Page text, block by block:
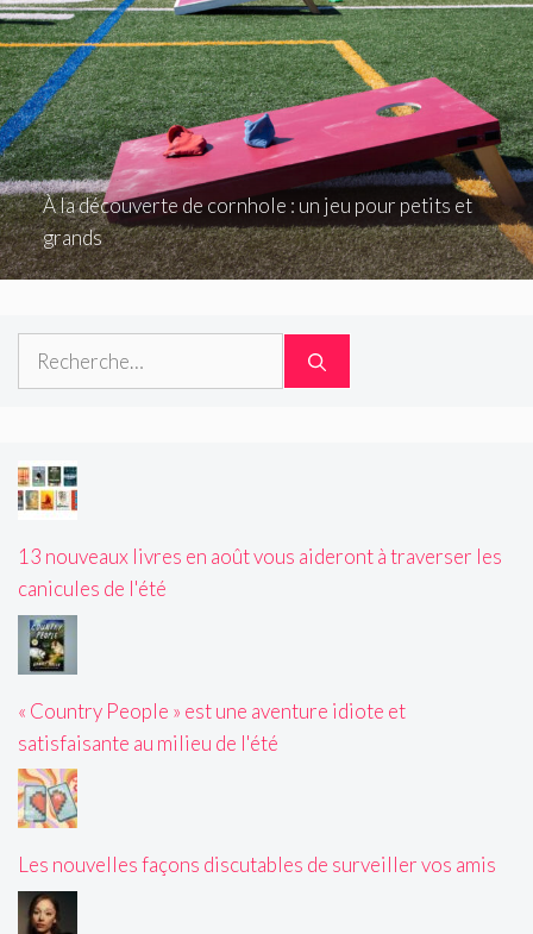
À la découverte de cornhole : un jeu pour petits et
grands
Rechercher :
13 nouveaux livres en août vous aideront à traverser les
canicules de l'été
« Country People » est une aventure idiote et
satisfaisante au milieu de l'été
Les nouvelles façons discutables de surveiller vos amis